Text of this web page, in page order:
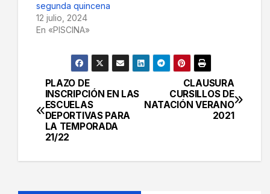
segunda quincena
12 julio, 2024
En «PISCINA»
Navegación
de
entradas
CLAUSURA
CURSILLOS DE
NATACIÓN VERANO
2021
PLAZO DE
INSCRIPCIÓN EN LAS
ESCUELAS
DEPORTIVAS PARA
LA TEMPORADA
21/22